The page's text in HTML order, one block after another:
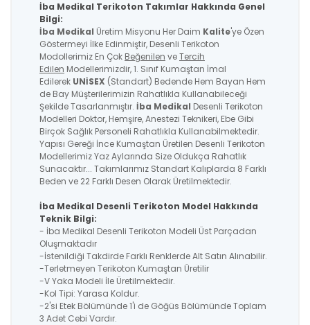
İba Medikal Terikoton Takımlar Hakkında Genel
Bilgi:
İba Medikal Üretim Misyonu Her Daim Kalite'ye Özen
Göstermeyi İlke Edinmiştir, Desenli Terikoton
Modollerimiz En Çok Beğenilen veTercih
Edilen Modellerimizdir, 1. Sınıf Kumaştan İmal
Edilerek UNİSEX (Standart) Bedende Hem Bayan Hem
de Bay Müşterilerimizin Rahatlıkla Kullanabileceği
Şekilde Tasarlanmıştır. İba Medikal Desenli Terikoton
Modelleri Doktor, Hemşire, Anestezi Teknikeri, Ebe Gibi
Birçok Sağlık Personeli Rahatlıkla Kullanabilmektedir.
Yapısı Gereği İnce Kumaştan Üretilen Desenli Terikoton
Modellerimiz Yaz Aylarında Size Oldukça Rahatlık
Sunacaktır... Takımlarımız Standart Kalıplarda 8 Farklı
Beden ve 22 Farklı Desen Olarak Üretilmektedir.
İba Medikal Desenli Terikoton Model Hakkında
Teknik Bilgi:
- İba Medikal Desenli Terikoton Modeli Üst Parçadan
Oluşmaktadır
-İstenildiği Takdirde Farklı Renklerde Alt Satın Alınabilir.
-Terletmeyen Terikoton Kumaştan Üretilir
-V Yaka Modeli İle Üretilmektedir.
-Kol Tipi: Yarasa Koldur.
-2'si Etek Bölümünde 1'i de Göğüs Bölümünde Toplam
3 Adet Cebi Vardır.